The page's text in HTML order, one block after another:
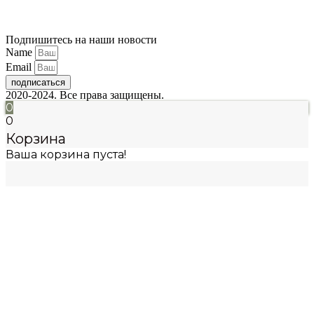
Подпишитесь на наши новости
Name
Email
подписаться
2020-2024. Все права защищены.
0
0
Корзина
Ваша корзина пуста!